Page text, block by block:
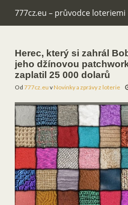
777cz.eu – průvodce loteriemi
Herec, který si zahrál
jeho džínovou
zaplatil 25 000 dolarů
Od 777cz.eu vNovinky a zprávy z loterie